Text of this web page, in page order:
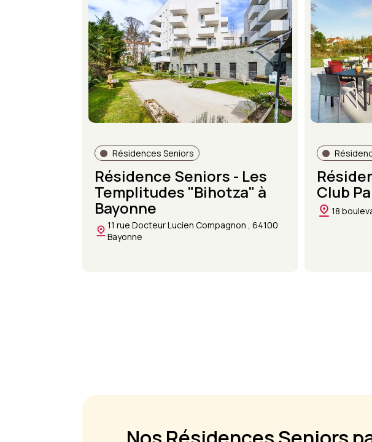
Résidences Seniors
Résidence Seniors - Les
Templitudes "Bihotza" à
Bayonne
11 rue Docteur Lucien Compagnon , 64100
Bayonne
Club
18